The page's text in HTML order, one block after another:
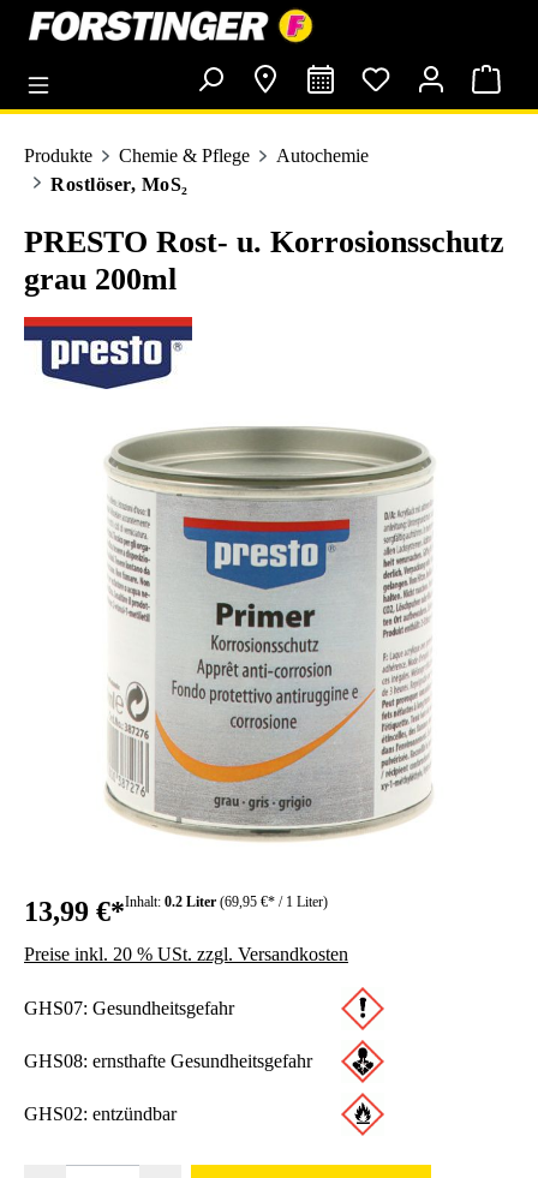
springen
Produkte Chemie & Pflege
Autochemie
Rostlöser, MoS₂
PRESTO Rost- u. Korrosionsschutz
grau 200ml
Bildergalerie überspringen
13,99 €*Inhalt: 0.2 Liter (69,95 €* / 1 Liter)
Preise inkl. 20 % USt. zzgl. Versandkosten
GHS07: Gesundheitsgefahr
GHS08: ernsthafte Gesundheitsgefahr
GHS02: entzündbar